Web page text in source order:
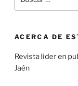
por:
ACERCA DE
Revista lider en
Jaén